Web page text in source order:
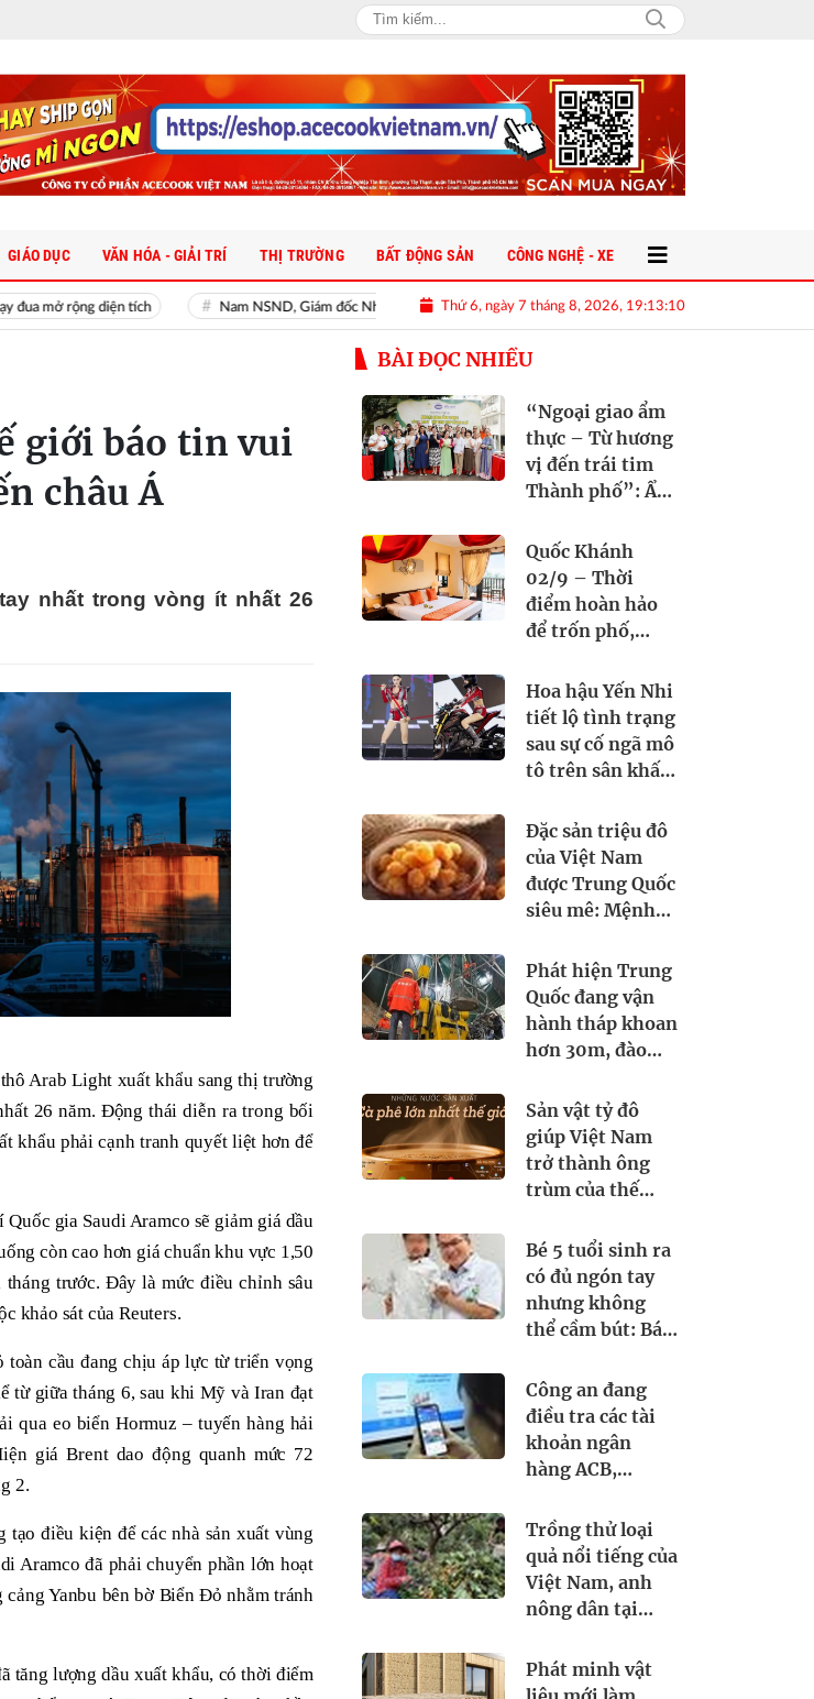
diện tích Nam NSND, Giám đốc Nhà hát Chèo Quân đội mua ô tô tặng sinh nhật vợ thiếu tá kém 12 tuổi
Thứ 6, ngày 7 tháng 8, 2026, 19:13:11
GIÁO DỤC VĂN HÓA - GIẢI TRÍ THỊ TRƯỜNG BẤT ĐỘNG SẢN CÔNG NGHỆ - XE
giới báo tin vui
châu Á
nhất trong vòng ít nhất 26
Arab Light xuất khẩu sang thị trường
26 năm. Động thái diễn ra trong bối
khẩu phải cạnh tranh quyết liệt hơn để
gia Saudi Aramco sẽ giảm giá dầu
còn cao hơn giá chuẩn khu vực 1,50
trước. Đây là mức điều chỉnh sâu
khảo sát của Reuters.
cầu đang chịu áp lực từ triển vọng
từ giữa tháng 6, sau khi Mỹ và Iran đạt
qua eo biển Hormuz – tuyến hàng hải
giá Brent dao động quanh mức 72
2.
điều kiện để các nhà sản xuất vùng
Aramco đã phải chuyển phần lớn hoạt
Yanbu bên bờ Biển Đỏ nhằm tránh
tăng lượng dầu xuất khẩu, có thời điểm
BÀI ĐỌC NHIỀU
“Ngoại giao ẩm
thực – Từ hương
vị đến trái tim
Thành phố”: Ẩm
kết nối tình hữu
nghị quốc tế
Quốc Khánh
02/9 – Thời
điểm hoàn hảo
để trốn phố,
Seahorse Resort
& Spa. Đặt lịch
ngay hôm nay!
Hoa hậu Yến Nhi
tiết lộ tình trạng
sau sự cố ngã mô
tô trên sân khấu
Vietnam 2026
Đặc sản triệu đô
của Việt Nam
được Trung Quốc
siêu mê: Mệnh
giả chi quả', lên
cả máy bay đi
quốc tế
Phát hiện Trung
Quốc đang vận
hành tháp khoan
hơn 30m, đào
thứ cả thế giới
khao khát
Sản vật tỷ đô
giúp Việt Nam
trở thành ông
trùm của thế
phần 18% toàn
cầu, diện tích
trồng hơn
700.000 ha
Bé 5 tuổi sinh ra
có đủ ngón tay
nhưng không
thể cầm bút: Bác
ngón trỏ thành
ngón cái và kết
quả bất ngờ
Công an đang
điều tra các tài
khoản ngân
hàng ACB,
Bank,... sau đây:
Người từng phát
sinh giao dịch,
chuyển tiền vào
Trồng thử loại
quả nổi tiếng của
Việt Nam, anh
nông dân tại
trúng lớn: Giá
bán hơn
Phát minh vật